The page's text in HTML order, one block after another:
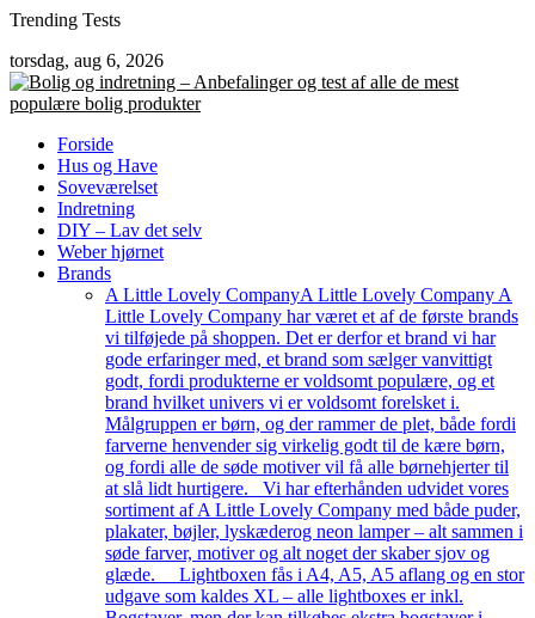
Skip
content
Trending Tests
torsdag, aug 6, 2026
Forside
Hus og Have
Soveværelset
Indretning
DIY – Lav det selv
Weber hjørnet
Brands
A Little Lovely CompanyA Little Lovely Company A
Little Lovely Company har været et af de første brands
vi tilføjede på shoppen. Det er derfor et brand vi har
gode erfaringer med, et brand som sælger vanvittigt
godt, fordi produkterne er voldsomt populære, og et
brand hvilket univers vi er voldsomt forelsket i.
Målgruppen er børn, og der rammer de plet, både fordi
farverne henvender sig virkelig godt til de kære børn,
og fordi alle de søde motiver vil få alle børnehjerter til
at slå lidt hurtigere. Vi har efterhånden udvidet vores
sortiment af A Little Lovely Company med både puder,
plakater, bøjler, lyskæderog neon lamper – alt sammen i
søde farver, motiver og alt noget der skaber sjov og
glæde. Lightboxen fås i A4, A5, A5 aflang og en stor
udgave som kaldes XL – alle lightboxes er inkl.